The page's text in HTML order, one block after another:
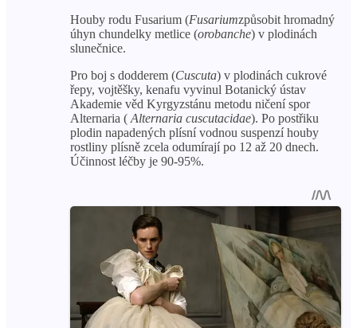
Houby rodu Fusarium (Fusariumzpůsobit hromadný
úhyn chundelky metlice (orobanche) v plodinách
slunečnice.
Pro boj s dodderem (Cuscuta) v plodinách cukrové
řepy, vojtěšky, kenafu vyvinul Botanický ústav
Akademie věd Kyrgyzstánu metodu ničení spor
Alternaria ( Alternaria cuscutacidae). Po postřiku
plodin napadených plísní vodnou suspenzí houby
rostliny plísně zcela odumírají po 12 až 20 dnech.
Účinnost léčby je 90-95%.